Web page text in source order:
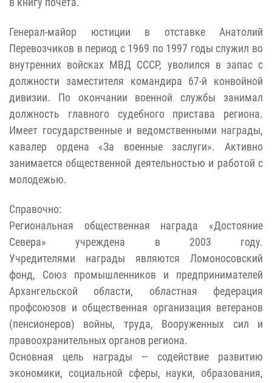
Генерал-майор юстиции в отставке Анатолий
Перевозчиков в период с 1969 по 1997 годы служил во
внутренних войсках МВД СССР, уволился в запас с
должности заместителя командира 67-й конвойной
дивизии. По окончании военной службы занимал
должность главного судебного пристава региона.
Имеет государственные и ведомственными награды,
кавалер ордена «За военные заслуги». Активно
занимается общественной деятельностью и работой с
молодежью.
Справочно:
Региональная общественная награда «Достояние
Севера» учреждена в 2003 году.
Учредителями награды являются Ломоносовский
фонд, Союз промышленников и предпринимателей
Архангельской области, областная федерация
профсоюзов и общественная организация ветеранов
(пенсионеров) войны, труда, Вооруженных сил и
правоохранительных органов региона.
Основная цель награды — содействие развитию
экономики, социальной сферы, науки, образования,